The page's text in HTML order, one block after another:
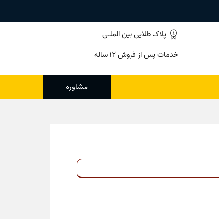
پلاک طلایی بین المللی
خدمات پس از فروش ۱۲ ساله
مشاوره